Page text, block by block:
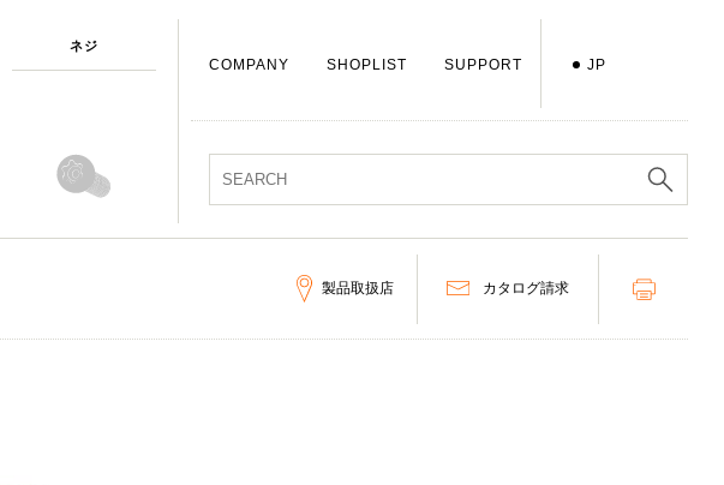
ネジ
COMPANY SHOPLIST SUPPORT JP
製品取扱店 カタログ請求